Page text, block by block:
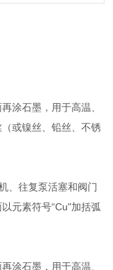
涂石墨，用于高温、
或镍丝、铅丝、不锈
、往复泵活塞和阀门
元素符号“Cu"加括弧
涂石墨，用于高温、